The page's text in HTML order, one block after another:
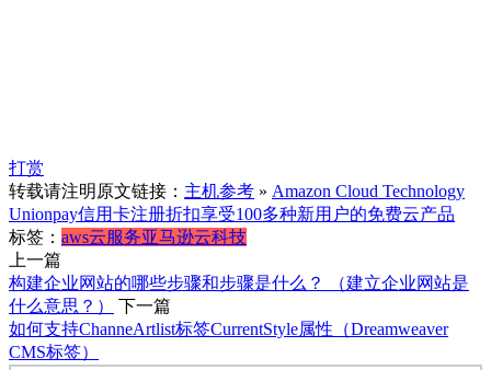
打赏
转载请注明原文链接： 主机参考 » Amazon Cloud Technology
Unionpay信用卡注册折扣享受100多种新用户的免费云产品
标签： aws云服务亚马逊云科技
上一篇
构建企业网站的哪些步骤和步骤是什么？ （建立企业网站是
什么意思？）
下一篇
如何支持ChanneArtlist标签CurrentStyle属性（Dreamweaver
CMS标签）